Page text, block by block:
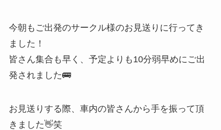
今朝もご出発のサークル様のお見送りに行ってき
ました！
皆さん集合も早く、予定よりも10分弱早めにご出
発されました🚌
お見送りする際、車内の皆さんから手を振って頂
きました👋笑